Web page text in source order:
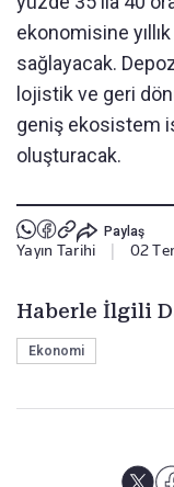
ekonomisine
sağlayacak.
lojistik ve geri
geniş ekosistem
oluşturacak.
Paylaş
Yayın Tarihi 02
Haberle İlgili
Ekonomi